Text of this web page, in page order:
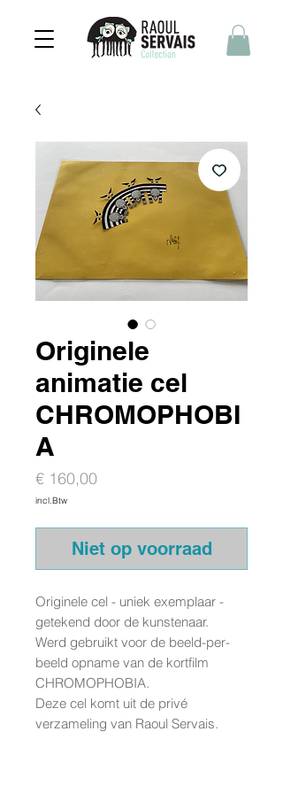
Originele
animatie cel
CHROMOPHOBI
A
€ 160,00Prijs
incl.Btw
Niet op voorraad
Originele cel - uniek exemplaar -
getekend door de kunstenaar.
Werd gebruikt voor de beeld-per-
beeld opname van de kortfilm
CHROMOPHOBIA.
Deze cel komt uit de privé
verzameling van Raoul Servais.